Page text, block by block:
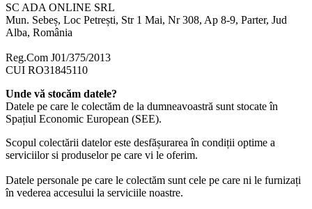
SC ADA ONLINE SRL
Mun. Sebeș, Loc Petrești, Str 1 Mai, Nr 308, Ap 8-9, Parter, Jud
Alba, România
Reg.Com J01/375/2013
CUI RO31845110
Unde vă stocăm datele?
Datele pe care le colectăm de la dumneavoastră sunt stocate în
Spațiul Economic European (SEE).
Scopul colectării datelor este desfășurarea în condiții optime a
serviciilor si produselor pe care vi le oferim.
Datele personale pe care le colectăm sunt cele pe care ni le furnizați
în vederea accesului la serviciile noastre.